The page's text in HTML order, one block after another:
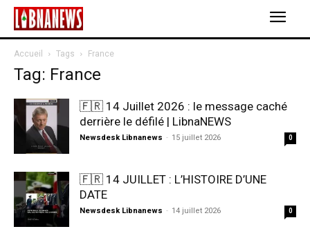
Accueil Tags France
Tag: France
🇫🇷 14 Juillet 2026 : le message caché
derrière le défilé | LibnaNEWS
Newsdesk Libnanews - 15 juillet 2026 0
🇫🇷 14 JUILLET : L’HISTOIRE D’UNE
DATE
Newsdesk Libnanews - 14 juillet 2026 0